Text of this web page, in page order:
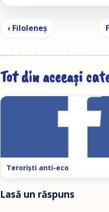
Navigare în
‹ Filoleneş
Tot din aceeași
Teroriști anti-eco
Lasă un răspuns